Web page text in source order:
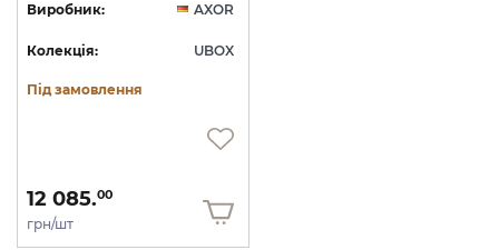
Виробник: AXOR
Колекція: UBOX
Під замовлення
12 085.00
грн/шт